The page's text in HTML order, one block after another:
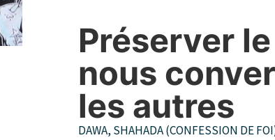
Préserver
nous
les autres
DAWA, SHAHADA (CONFESSION DE